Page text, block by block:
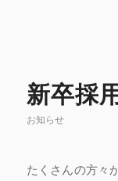
新卒採
お知らせ
たくさんの方々